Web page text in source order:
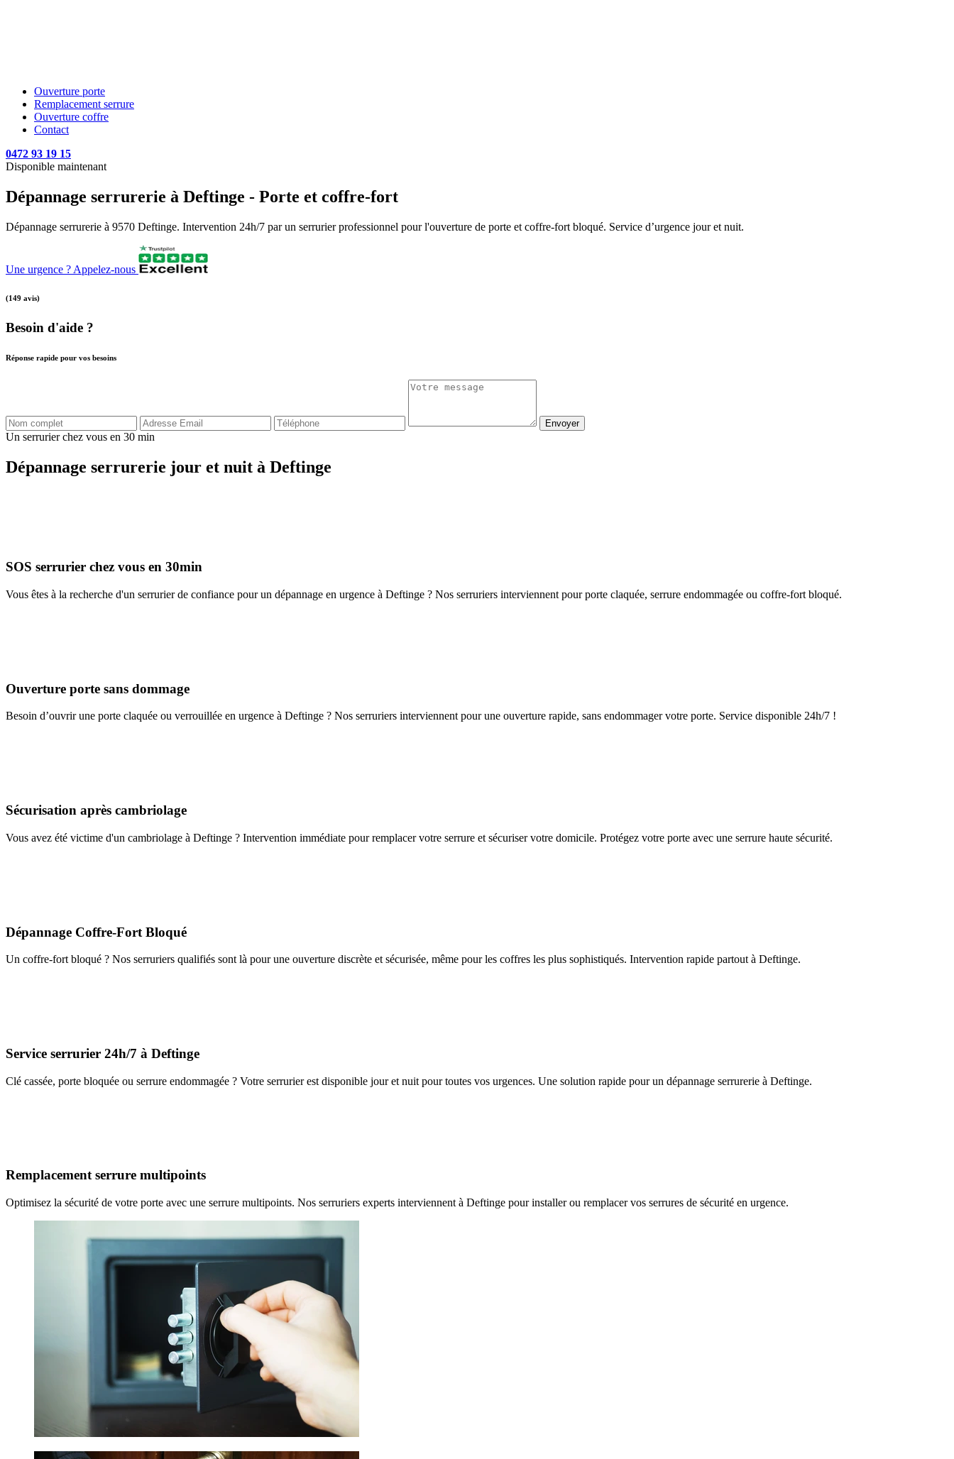
Ouverture porte
Remplacement serrure
Ouverture coffre
Contact
0472 93 19 15
Disponible maintenant
Dépannage serrurerie à Deftinge - Porte et coffre-fort
Dépannage serrurerie à 9570 Deftinge. Intervention 24h/7 par un serrurier professionnel pour l'ouverture de porte et coffre-fort bloqué. Service d’urgence jour et nuit.
Une urgence ? Appelez-nous
(149 avis)
Besoin d'aide ?
Réponse rapide pour vos besoins
Envoyer
Un serrurier chez vous en 30 min
Dépannage serrurerie jour et nuit à Deftinge
SOS serrurier chez vous en 30min
Vous êtes à la recherche d'un serrurier de confiance pour un dépannage en urgence à Deftinge ? Nos serruriers interviennent pour porte claquée, serrure endommagée ou coffre-fort bloqué.
Ouverture porte sans dommage
Besoin d’ouvrir une porte claquée ou verrouillée en urgence à Deftinge ? Nos serruriers interviennent pour une ouverture rapide, sans endommager votre porte. Service disponible 24h/7 !
Sécurisation après cambriolage
Vous avez été victime d'un cambriolage à Deftinge ? Intervention immédiate pour remplacer votre serrure et sécuriser votre domicile. Protégez votre porte avec une serrure haute sécurité.
Dépannage Coffre-Fort Bloqué
Un coffre-fort bloqué ? Nos serruriers qualifiés sont là pour une ouverture discrète et sécurisée, même pour les coffres les plus sophistiqués. Intervention rapide partout à Deftinge.
Service serrurier 24h/7 à Deftinge
Clé cassée, porte bloquée ou serrure endommagée ? Votre serrurier est disponible jour et nuit pour toutes vos urgences. Une solution rapide pour un dépannage serrurerie à Deftinge.
Remplacement serrure multipoints
Optimisez la sécurité de votre porte avec une serrure multipoints. Nos serruriers experts interviennent à Deftinge pour installer ou remplacer vos serrures de sécurité en urgence.